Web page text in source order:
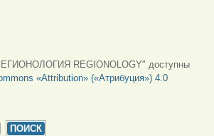
REGIONOLOGY" доступны
«Attribution» («Атрибуция») 4.0